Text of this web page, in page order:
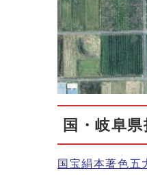
国・岐阜
国宝絹本著色五